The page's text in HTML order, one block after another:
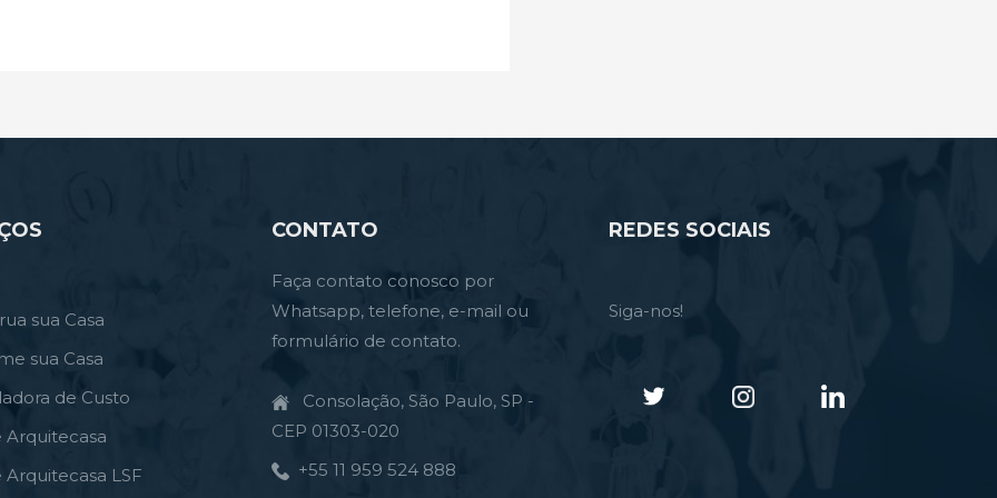
sua Casa
sua Casa
de Custo
Arquitecasa
Arquitecasa LSF
CONTATO
Faça contato conosco por
Whatsapp, telefone, e-mail ou
formulário de contato.
Consolação, São Paulo, SP -
CEP 01303-020
+55 11 959 524 888
REDES SOCIAIS
Siga-nos!